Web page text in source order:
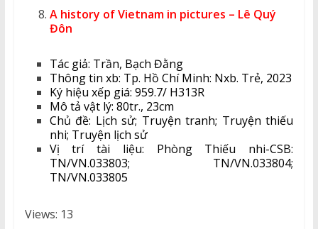
A history of Vietnam in pictures – Lê Quý
Đôn
Tác giả: Trần, Bạch Đằng
Thông tin xb: Tp. Hồ Chí Minh: Nxb. Trẻ, 2023
Ký hiệu xếp giá: 959.7/ H313R
Mô tả vật lý: 80tr., 23cm
Chủ đề: Lịch sử; Truyện tranh; Truyện thiếu
nhi; Truyện lịch sử
Vị trí tài liệu: Phòng Thiếu nhi-CSB:
TN/VN.033803; TN/VN.033804;
TN/VN.033805
Views: 13